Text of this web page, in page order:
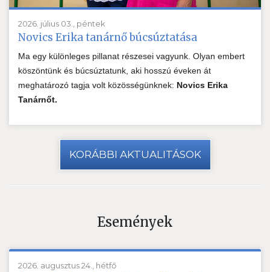
2026. július 03., péntek
Novics Erika tanárnő búcsúztatása
Ma egy különleges pillanat részesei vagyunk. Olyan embert
köszöntünk és búcsúztatunk, aki hosszú éveken át
meghatározó tagja volt közösségünknek: Novics Erika
Tanárnőt.
KORÁBBI AKTUALITÁSOK
Események
2026. augusztus 24., hétfő